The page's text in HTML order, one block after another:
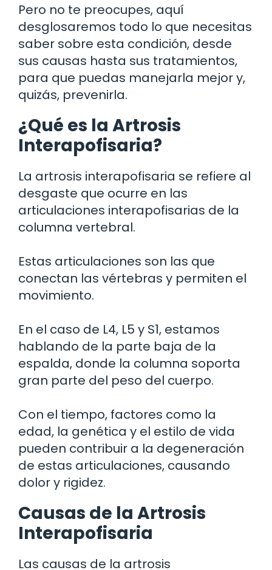
Pero no te preocupes, aquí
desglosaremos todo lo que necesitas
saber sobre esta condición, desde
sus causas hasta sus tratamientos,
para que puedas manejarla mejor y,
quizás, prevenirla.
¿Qué es la Artrosis
Interapofisaria?
La artrosis interapofisaria se refiere al
desgaste que ocurre en las
articulaciones interapofisarias de la
columna vertebral.
Estas articulaciones son las que
conectan las vértebras y permiten el
movimiento.
En el caso de L4, L5 y S1, estamos
hablando de la parte baja de la
espalda, donde la columna soporta
gran parte del peso del cuerpo.
Con el tiempo, factores como la
edad, la genética y el estilo de vida
pueden contribuir a la degeneración
de estas articulaciones, causando
dolor y rigidez.
Causas de la Artrosis
Interapofisaria
Las causas de la artrosis